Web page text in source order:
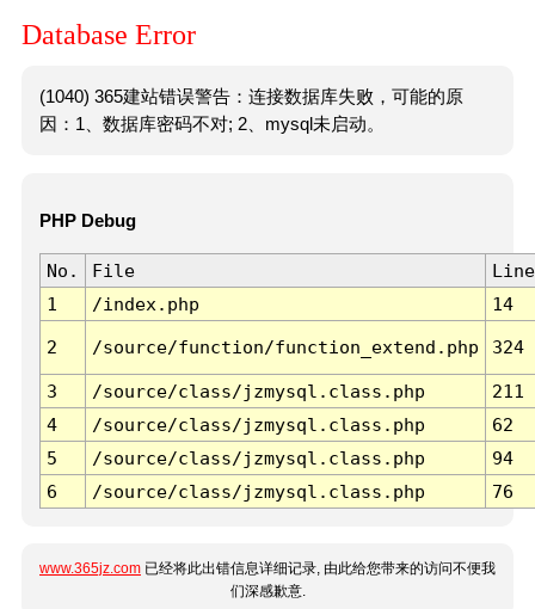
Database Error
(1040) 365建站错误警告：连接数据库失败，可能的原
因：1、数据库密码不对; 2、mysql未启动。
PHP Debug
No. File
Line
1
/index.php 14
2 /source/function/function_extend.php 324
3 /source/class/jzmysql.class.php
211
4
/source/class/jzmysql.class.php
62
5
/source/class/jzmysql.class.php
94
6
/source/class/jzmysql.class.php 76
www.365jz.com 已经将此出错信息详细记录, 由此给您带来的访问不便我
们深感歉意.